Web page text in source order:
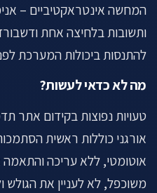
המחשה אינטראקטיביים –
ותשובות בלחיצה אחת
להתנסות ביכולות המערכת
מה לא כדאי לעשות?
אורגני כוללות ראשית
אוטומטי, ללא עריכה והתאמה
משוכפל, לא לעניין את הגולש